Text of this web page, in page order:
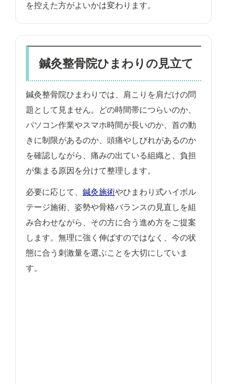
を控えた方がよいかは変わります。
鍼灸整骨院ひまわりの見立て
鍼灸整骨院ひまわりでは、肩こりを肩だけの問
題として見ません。どの時間帯につらいのか、
パソコン作業やスマホ時間が長いのか、首の動
きに制限があるのか、頭痛やしびれがあるのか
を確認しながら、痛みの出ている組織と、負担
が集まる原因を分けて整理します。
必要に応じて、 鍼灸施術やひまわり式ハイボル
テージ施術、姿勢や骨格バランスの見直しを組
み合わせながら、その方に合う進め方をご提案
します。無理に強く伸ばすのではなく、今の状
態に合う刺激量を選ぶことを大切にしていま
す。